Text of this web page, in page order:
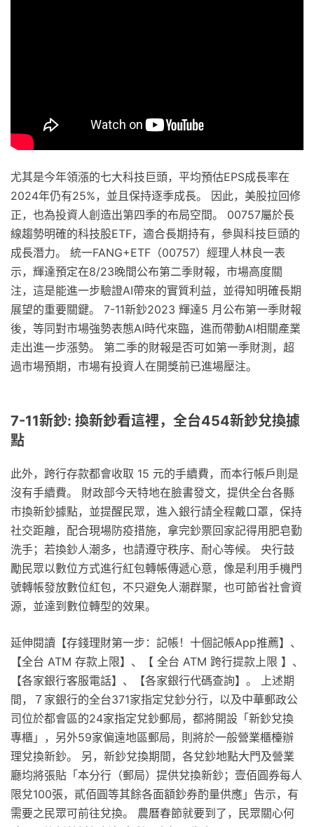
尤其是今年領漲的七大科技巨頭，平均預估EPS成長率在
2024年仍有25%，並且保持逐季成長。 因此，美股拉回修
正，也為投資人創造出第四季的布局空間。 00757屬於長
線趨勢明確的科技股ETF，適合長期持有，參與科技巨頭的
成長潛力。 統一FANG+ETF（00757）經理人林良一表
示，輝達預定在8/23晚間公布第二季財報，市場高度關
注，這是能進一步驗證AI帶來的實質利益，並得知明確長期
展望的重要關鍵。 7-11新鈔2023 輝達5 月公布第一季財報
後，等同對市場強勢表態AI時代來臨，進而帶動AI相關產業
走出進一步漲勢。 第二季的財報是否可如第一季財測，超
過市場預期，市場有投資人在開獎前已進場壓注。
7-11新鈔: 換新鈔看這裡，全台454新鈔兌換據
點
此外，跨行存款都會收取 15 元的手續費，而本行帳戶則是
沒有手續費。 財政部今天特地在臉書發文，提供全台各縣
市換新鈔據點，並提醒民眾，進入銀行請全程戴口罩，保持
社交距離，配合現場防疫措施，拿完鈔票回家記得用肥皂勤
洗手；若換鈔人潮多，也請遵守秩序、耐心等候。 央行鼓
勵民眾以數位方式進行紅包轉帳傳遞心意，像是利用手機門
號轉帳發放數位紅包，不只避免人潮群聚，也可節省社會資
源，並達到數位轉型的效果。
延伸閱讀【存錢理財第一步：記帳！十個記帳App推薦】、
【全台 ATM 存款上限】、【 全台 ATM 跨行提款上限 】、
【各家銀行客服電話】、【各家銀行代碼查詢】。 上述期
間，７家銀行的全台371家指定兌鈔分行，以及中華郵政公
司位於都會區的24家指定兌鈔郵局，都將開設「新鈔兌換
專櫃」，另外59家偏遠地區郵局，則將於一般營業櫃檯辦
理兌換新鈔。 另，新鈔兌換期間，各兌鈔地點大門及營業
廳均將張貼「本分行（郵局）提供兌換新鈔；壹佰圓券每人
限兌100張，貳佰圓等其餘各面額鈔券酌量供應」告示，有
需要之民眾可前往兌換。 農曆春節就要到了，民眾關心何